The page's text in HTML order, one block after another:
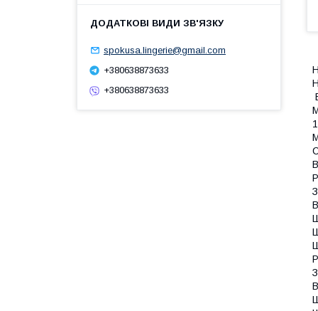
spokusa.lingerie@gmail.com
+380638873633
+380638873633